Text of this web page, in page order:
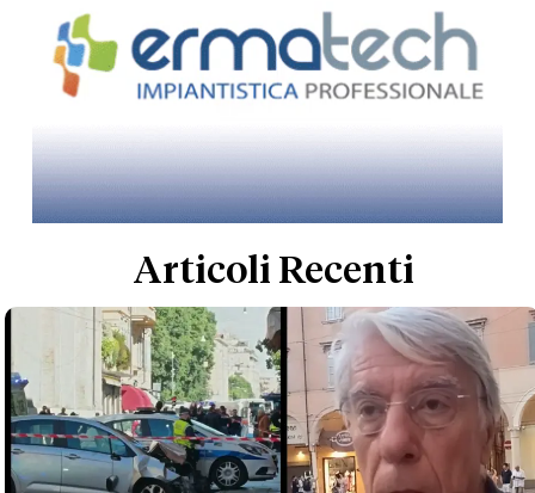
Articoli Recenti